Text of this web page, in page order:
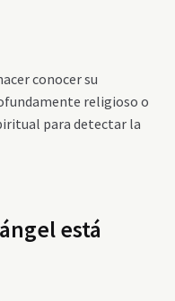
conocer su
religioso o
para detectar la
está